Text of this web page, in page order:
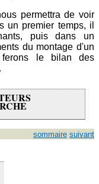
permettra de voir
un premier temps, il
puis dans un
du montage d'un
ferons le bilan des
sommaire suivant